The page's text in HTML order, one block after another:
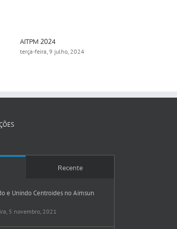
AITPM 2024
terça-feira, 9 julho, 2024
Recente
e Unindo Centroides no Aimsun
5 novembro, 2021